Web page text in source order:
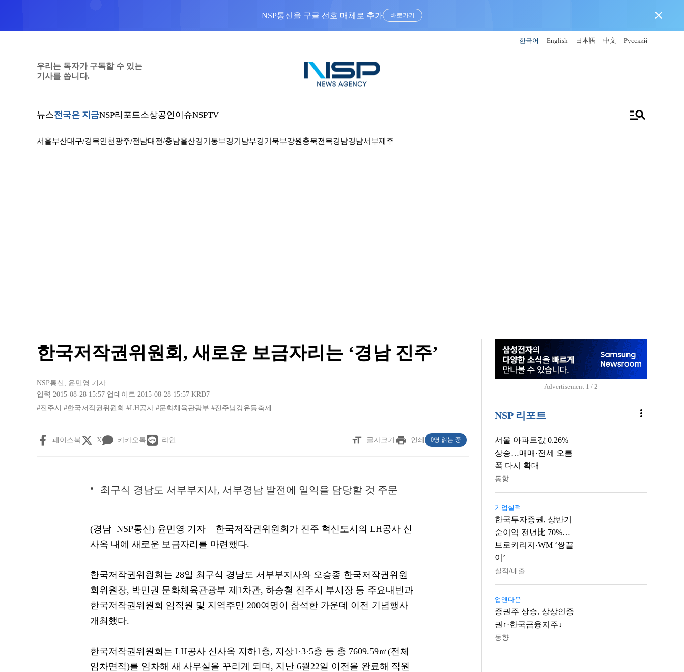
NSP통신을 구글 선호 매체로 추가 바로가기 close
한국어 English 日本語 中文 Русский
우리는 독자가 구독할 수 있는
기사를 씁니다.
뉴스전국은 지금NSP리포트소상공인이슈NSPTV manage_search
서울부산대구/경북인천 광주/전남대전/충남울산경기동부경기남부경기북부강원 충북전북경남경남서부제주
한국저작권위원회, 새로운 보금자리는 ‘경남 진주’
NSP통신 , 윤민영 기자
입력 2015-08-28 15:57 업데이트 2015-08-28 15:57 KRD7
#진주시
#한국저작권위원회 #LH공사 #문화체육관광부 #진주남강유등축제
페이스북 X 카카오톡 라인 format_size 글자크기 print 인쇄 0명 읽는 중
최구식 경남도 서부부지사, 서부경남 발전에 일익을 담당할 것 주문
(경남=NSP통신) 윤민영 기자 = 한국저작권위원회가 진주 혁신도시의 LH공사 신
사옥 내에 새로운 보금자리를 마련했다.
한국저작권위원회는 28일 최구식 경남도 서부부지사와 오승종 한국저작권위원
회위원장, 박민권 문화체육관광부 제1차관, 하승철 진주시 부시장 등 주요내빈과
한국저작권위원회 임직원 및 지역주민 200여명이 참석한 가운데 이전 기념행사
개최했다.
한국저작권위원회는 LH공사 신사옥 지하1층, 지상1·3·5층 등 총 7609.59㎡(전체
임차면적)를 임차해 새 사무실을 꾸리게 되며, 지난 6월22일 이전을 완료해 직원
Advertisement 1 / 2
NSP 리포트 more_vert
서울 아파트값 0.26%
상승…매매·전세 오름
폭 다시 확대
동향
기업실적
한국투자증권, 상반기
순이익 전년比 70%…
브로커리지·WM ‘쌍끌
이’
실적/매출
업앤다운
증권주 상승, 상상인증
권↑·한국금융지주↓
동향